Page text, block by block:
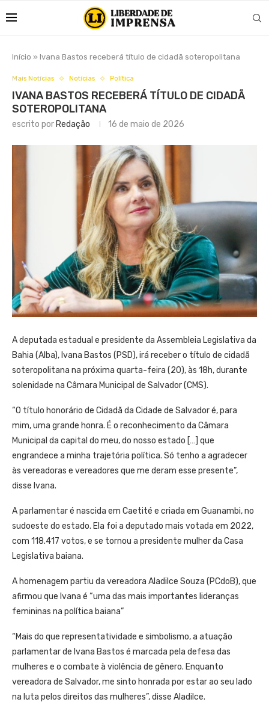
Início » Ivana Bastos receberá título de cidadã soteropolitana
Mais Notícias Notícias Política
IVANA BASTOS RECEBERÁ TÍTULO DE CIDADÃ
SOTEROPOLITANA
escrito por Redação 16 de maio de 2026
A deputada estadual e presidente da Assembleia Legislativa da
Bahia (Alba), Ivana Bastos (PSD), irá receber o título de cidadã
soteropolitana na próxima quarta-feira (20), às 18h, durante
solenidade na Câmara Municipal de Salvador (CMS).
“O título honorário de Cidadã da Cidade de Salvador é, para
mim, uma grande honra. É o reconhecimento da Câmara
Municipal da capital do meu, do nosso estado […] que
engrandece a minha trajetória política. Só tenho a agradecer
às vereadoras e vereadores que me deram esse presente”,
disse Ivana.
A parlamentar é nascida em Caetité e criada em Guanambi, no
sudoeste do estado. Ela foi a deputado mais votada em 2022,
com 118.417 votos, e se tornou a presidente mulher da Casa
Legislativa baiana.
A homenagem partiu da vereadora Aladilce Souza (PCdoB), que
afirmou que Ivana é “uma das mais importantes lideranças
femininas na política baiana”
“Mais do que representatividade e simbolismo, a atuação
parlamentar de Ivana Bastos é marcada pela defesa das
mulheres e o combate à violência de gênero. Enquanto
vereadora de Salvador, me sinto honrada por estar ao seu lado
na luta pelos direitos das mulheres”, disse Aladilce.